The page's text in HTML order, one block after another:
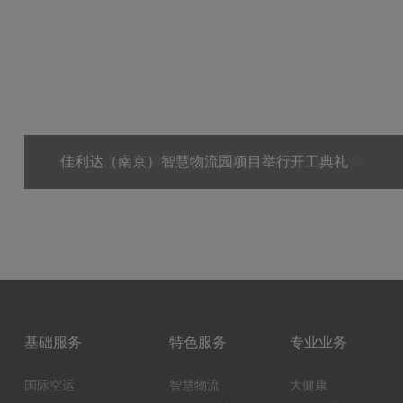
佳利达连续四年蝉联中国国际货代物流企业百强
基础服务
国际空运
特色服务
智慧物流
专业业务
大健康